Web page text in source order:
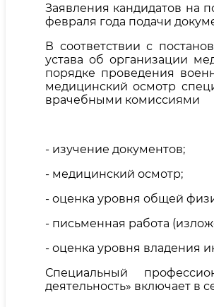
Заявления кандидатов на
февраля года подачи
В соответствии с
устава об организации
порядке проведения
медицинский осмотр
врачебными комиссиями
- изучение документов;
- медицинский осмотр;
- оценка уровня общей
- письменная работа
- оценка уровня владения
Специальный
деятельность» включает в